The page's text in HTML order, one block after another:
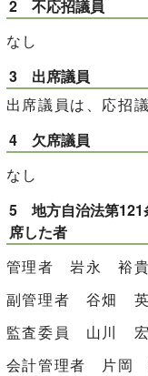
2 不応招議員
なし
3 出席議員
出席議員は、応招
4 欠席議員
なし
5 地方自治法第121
席した者
管理者 岩永 裕貴
副管理者 谷畑
監査委員 山川
会計管理者 片岡